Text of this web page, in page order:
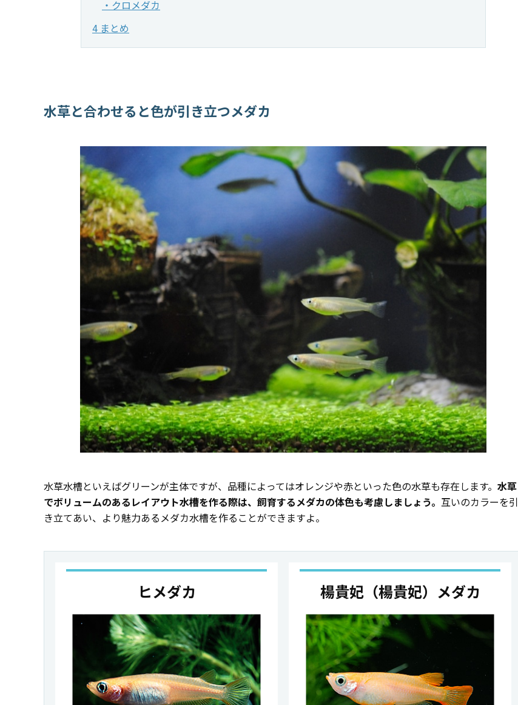
・クロメダカ
4 まとめ
水草と合わせると色が引き立つメダカ
水草水槽といえばグリーンが主体ですが、品種によってはオレンジや赤といった色の水草も存在します。 水草
でボリュームのあるレイアウト水槽を作る際は、飼育するメダカの体色も考慮しましょう。 互いのカラーを引
き立てあい、より魅力あるメダカ水槽を作ることができますよ。
ヒメダカ 楊貴妃（楊貴妃）メダカ